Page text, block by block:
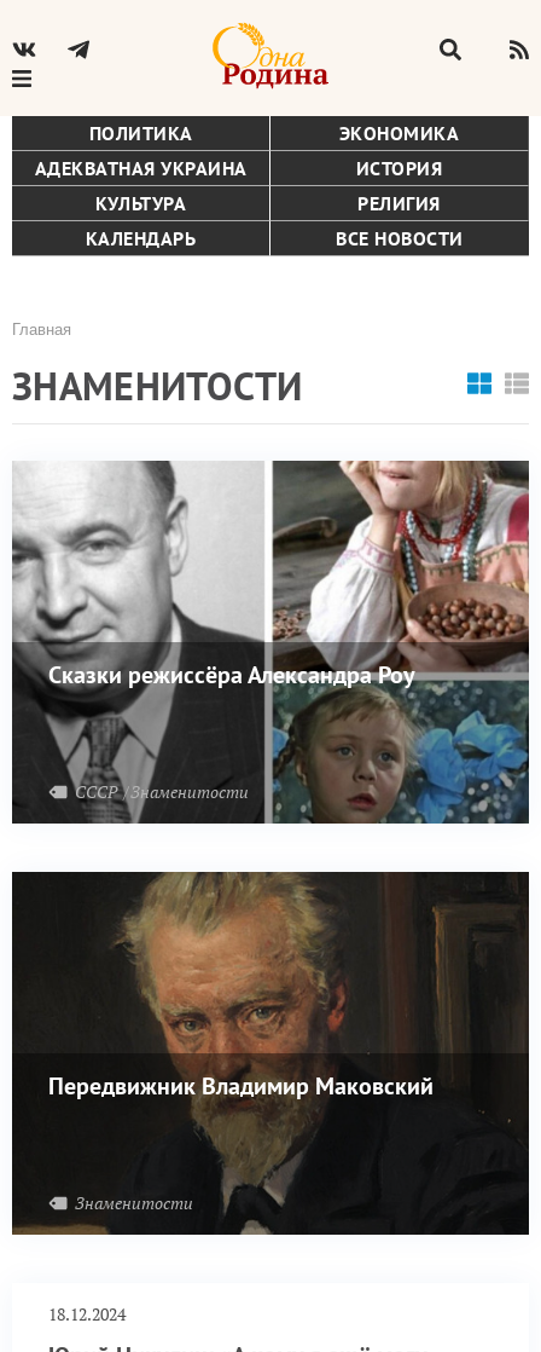
ПОЛИТИКА
ЭКОНОМИКА
АДЕКВАТНАЯ УКРАИНА
ИСТОРИЯ
КУЛЬТУРА
РЕЛИГИЯ
КАЛЕНДАРЬ
ВСЕ НОВОСТИ
Строка
навигации
Главная
ЗНАМЕНИТОСТИ
Сказки режиссёра Александра Роу
СССР Знаменитости
Передвижник Владимир Маковский
Знаменитости
18.12.2024